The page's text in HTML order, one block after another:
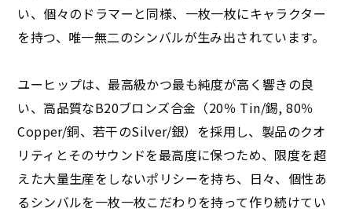
い、個々のドラマーと同様、一枚一枚にキャラクター
を持つ、唯一無二のシンバルが生み出されています。
ユーヒップは、最高級かつ最も純度が高く響きの良
い、高品質なB20ブロンズ合金（20％ Tin/錫, 80％
Copper/銅、若干のSilver/銀）を採用し、製品のクオ
リティとそのサウンドを最高度に保つため、限度を超
えた大量生産をしないポリシーを持ち、日々、個性あ
るシンバルを一枚一枚こだわりを持って作り続けてい